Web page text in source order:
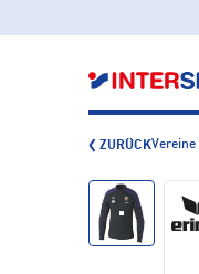
ZURÜCKVereine